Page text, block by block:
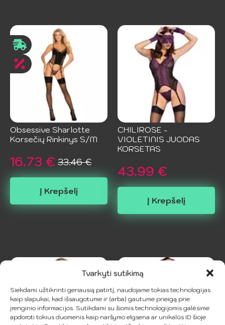
Tvarkyti sutikimą
Siekdami užtikrinti geriausią patirtį, naudojame tokias technologijas
kaip slapukai, kad išsaugotume ir (arba) gautume prieigą prie
įrenginio informacijos. Sutikdami su šiomis technologijomis galėsime
apdoroti tokius duomenis kaip naršymo elgsena ar unikalūs ID šioje
Obsessive Sharlotte
Korsečių Rinkinys S/M
33.46€
Original
price
was:
33.46 €.
16.73 €
Current
price
is:
16.73 €.
Į Krepšelį
CHILIROSE -
VIOLETINIS JUODAS
KORSETAS
43.99 €
Į Krepšelį